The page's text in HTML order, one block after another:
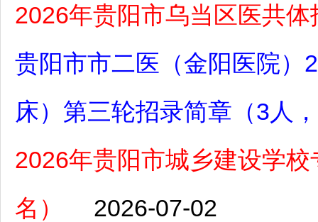
2026年贵阳市乌当区医共体
贵阳市市二医（金阳医院）
床）第三轮招录简章（3人
2026年贵阳市城乡建设学
名）
2026-07-02